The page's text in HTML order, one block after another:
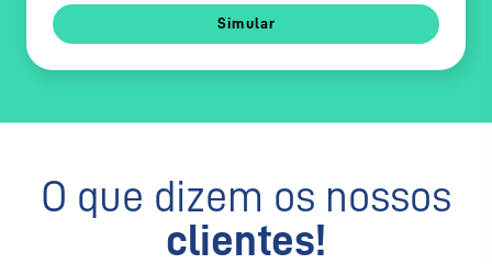
Simular
O que dizem os nossos
clientes!